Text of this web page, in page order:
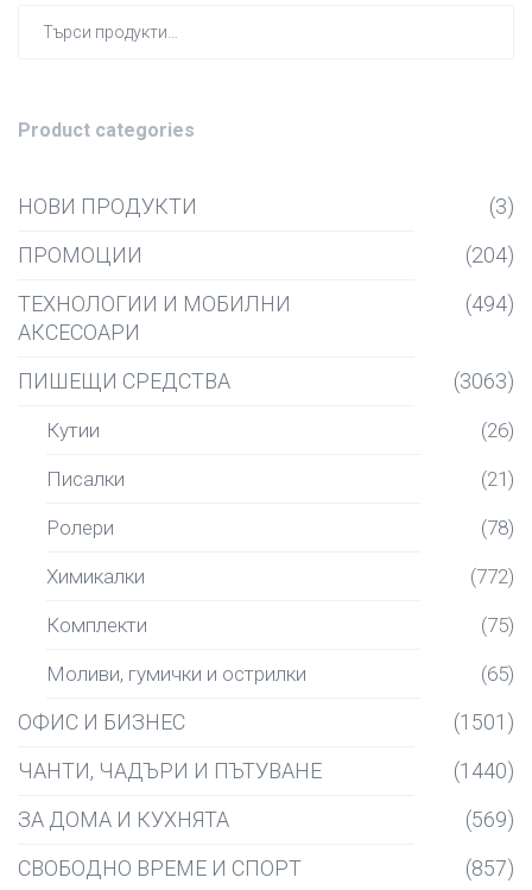
Product categories
НОВИ ПРОДУКТИ
(3)
ПРОМОЦИИ
(204)
ТЕХНОЛОГИИ И МОБИЛНИ
АКСЕСОАРИ
(494)
ПИШЕЩИ СРЕДСТВА (3063)
Кутии (26)
Писалки (21)
Ролери (78)
Химикалки (772)
Комплекти (75)
Моливи, гумички и острилки (65)
ОФИС И БИЗНЕС
(1501)
ЧАНТИ, ЧАДЪРИ И ПЪТУВАНЕ
(1440)
ЗА ДОМА И КУХНЯТА
(569)
СВОБОДНО ВРЕМЕ И СПОРТ
(857)